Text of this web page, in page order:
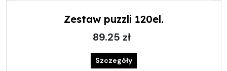
Zestaw puzzli 120el.
89.25 zł
Szczegóły